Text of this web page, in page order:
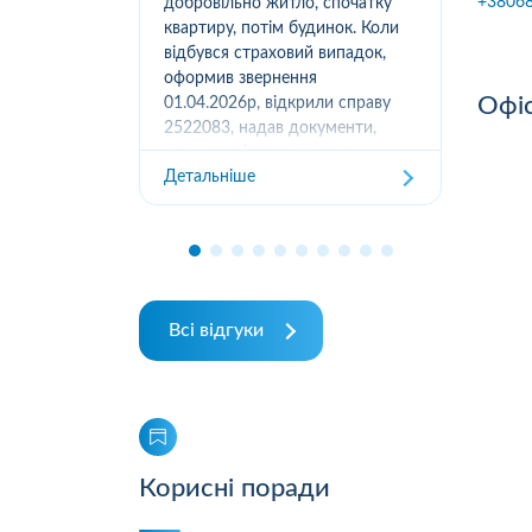
добровільно житло, спочатку
квартиру, потім будинок. Коли
відбувся страховий випадок,
оформив звернення
01.04.2026р, відкрили справу
2522083, надав документи,
отримав підтвердження
отримання, взяли в роботу. 2
місяці жодного повідомлення
Детальніше
Всі відгуки
Корисні поради